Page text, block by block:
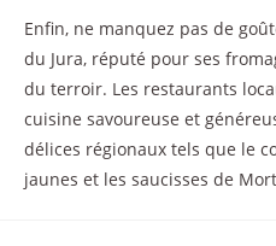
Enfin, ne manquez pas de
du Jura, réputé pour ses
du terroir. Les restaurants
cuisine savoureuse et
délices régionaux tels que le
jaunes et les saucisses de